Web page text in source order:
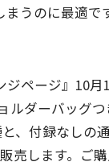
うのに最適で
ジページ』10月
ルダーバッグ
、付録なしの
売します。ご